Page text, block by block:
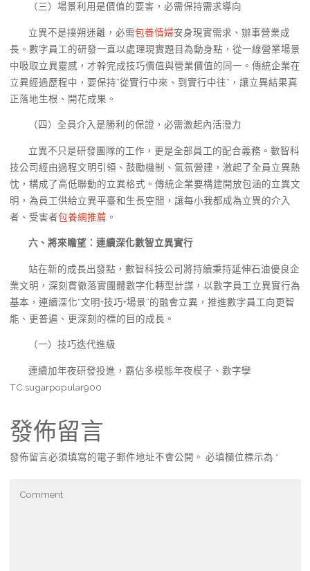
（三）場景利用是價值的要害，必需保持需求導向
立異不是撲朔迷離，必需包養情婦安身現實需求、辦事營業成
長。數字員工的研發一直以處理現實題目為動身點，從一線營業場景
中吸取立異靈感，才幹完成技巧價值與營業價值的同一。傳統企業在
立異經過歷程中，要保持“從實行中來、到實行中往”，讓立異結果真
正落地生根、開花成果。
（四）全員介入是勝利的保證，必需激起內活潑力
立異不只是研發團隊的工作，更是全部員工的配合義務。數智科
技公司經由過程文明引領、鼓勵機制、氣氛營建，激起了全員立異熱
忱，構成了高低聯動的立異格式。傳統企業要構建開放包涵的立異文
明，為員工供給立異平臺和生長空間，讓每小我都成為立異的介入
者、受害者包養網推薦 。
六、將來瞻望：連續深化數智立異實行
站在新的成長出發點，數智科技公司將持續秉持延伸石油優良企
業文明，深刻貫徹落實團體數字化轉型計謀，以數字員工立異實行為
基本，連續深化“文明+技巧+場景”的融會立異，推進數字員工向更智
能、更普遍、更深刻的標的目的成長。
（一）技巧迭代進級
連續加年夜研發投進，霸佔多模態年夜模子、數字孿
TC:sugarpopular900
發佈留言
發佈留言必須填寫的電子郵件地址不會公開。 必填欄位標示為 *